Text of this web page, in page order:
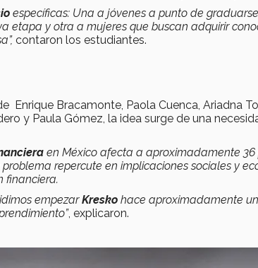
específicas: Una a jóvenes a punto de
etapa y otra a mujeres que buscan adquirir
contaron los estudiantes.
Enrique Bracamonte, Paola Cuenca, Ariadna
y Paula Gómez, la idea surge de una
en México afecta a aproximadamente
repercute en implicaciones sociales y
financiera.
empezarKresko hace aproximadamente
, explicaron.